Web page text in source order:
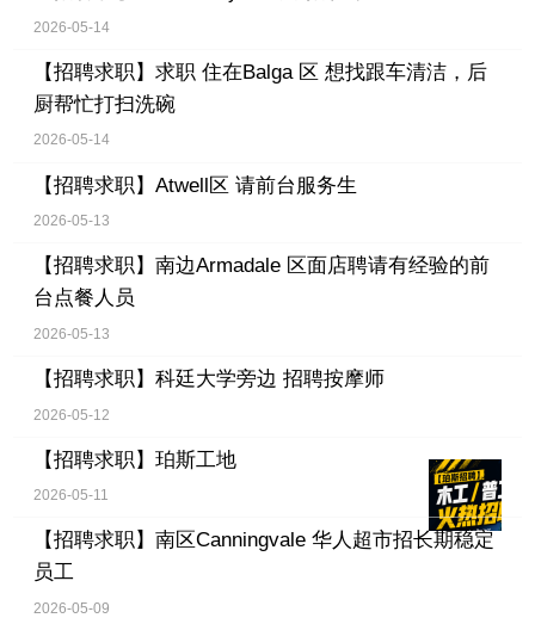
2026-05-14
【招聘求职】 求职 住在Balga 区 想找跟车清洁，后
厨帮忙打扫洗碗
2026-05-14
【招聘求职】 Atwell区 请前台服务生
2026-05-13
【招聘求职】 南边Armadale 区面店聘请有经验的前
台点餐人员
2026-05-13
【招聘求职】 科廷大学旁边 招聘按摩师
2026-05-12
【招聘求职】 珀斯工地
2026-05-11
【招聘求职】 南区Canningvale 华人超市招长期稳定
员工
2026-05-09